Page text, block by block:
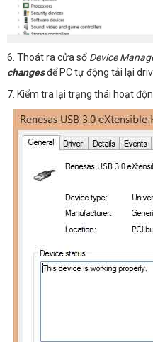
6. Thoát ra cửa sổ Device
changesđể PC tự động tải lại
7. Kiểm tra lại trạng thái hoạt